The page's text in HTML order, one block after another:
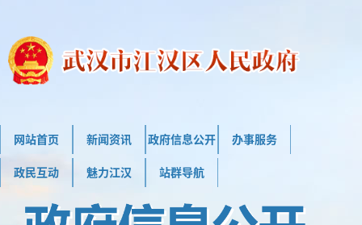
网站首页 新闻资讯 政府信息公开 办事服务
政民互动 魅力江汉 站群导航